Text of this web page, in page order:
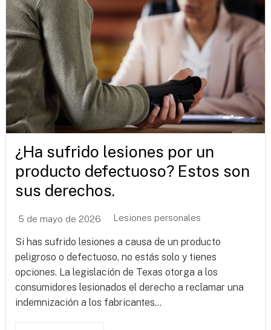
¿Ha sufrido lesiones por un
producto defectuoso? Estos son
sus derechos.
5 de mayo de 2026 Lesiones personales
Si has sufrido lesiones a causa de un producto
peligroso o defectuoso, no estás solo y tienes
opciones. La legislación de Texas otorga a los
consumidores lesionados el derecho a reclamar una
indemnización a los fabricantes...